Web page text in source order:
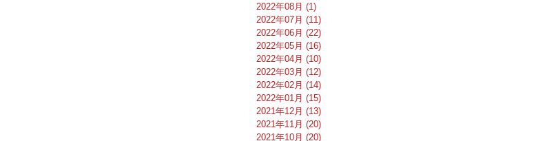
2022年08月 (1)
2022年07月 (11)
2022年06月 (22)
2022年05月 (16)
2022年04月 (10)
2022年03月 (12)
2022年02月 (14)
2022年01月 (15)
2021年12月 (13)
2021年11月 (20)
2021年10月 (20)